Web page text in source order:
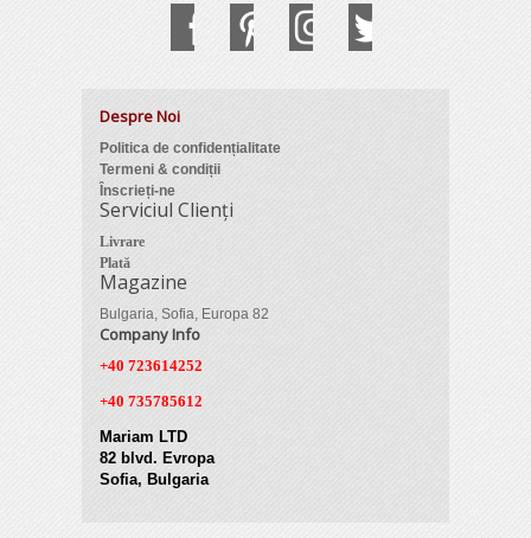
Despre Noi
Politica de confidențialitate
Termeni & condiții
Înscrieți-ne
Serviciul Clienți
Livrare
Plată
Magazine
Bulgaria, Sofia, Europa 82
Company Info
+40 723614252
+40 735785612
Mariam LTD
82 blvd. Evropa
Sofia, Bulgaria